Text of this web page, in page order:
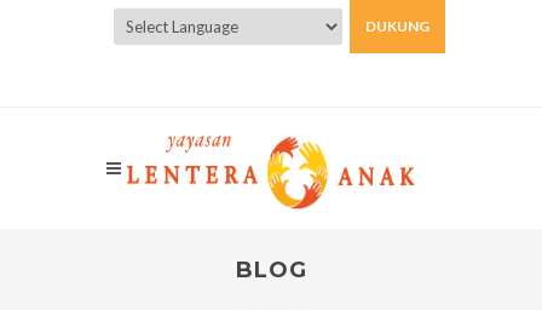
DUKUNG
BLOG